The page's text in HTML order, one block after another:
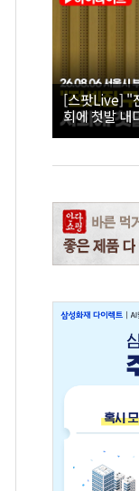
[스팟Live] "
회에 첫발 내
시 부동산 대